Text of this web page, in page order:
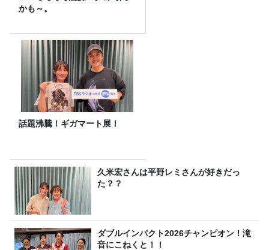
かも～。
話題沸騰！ギガマート展！
久米宏さんは平野レミさんが好きだっ
た？？
ダブルインパクト2026チャンピオン！滝
音にこねくと！！